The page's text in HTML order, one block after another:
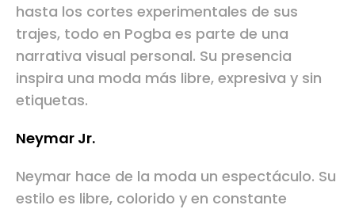
hasta los cortes experimentales de sus
trajes, todo en Pogba es parte de una
narrativa visual personal. Su presencia
inspira una moda más libre, expresiva y sin
etiquetas.
Neymar Jr.
Neymar hace de la moda un espectáculo. Su
estilo es libre, colorido y en constante